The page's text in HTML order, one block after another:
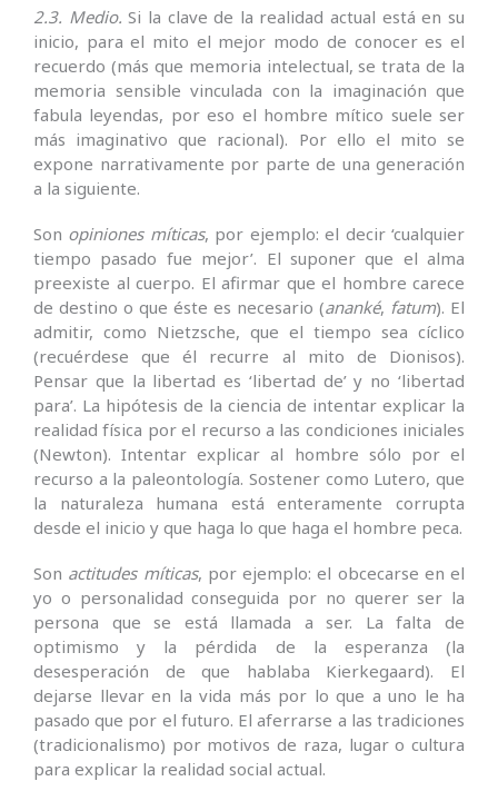
2.3. Medio. Si la clave de la realidad actual está en su
inicio, para el mito el mejor modo de conocer es el
recuerdo (más que memoria intelectual, se trata de la
memoria sensible vinculada con la imaginación que
fabula leyendas, por eso el hombre mítico suele ser
más imaginativo que racional). Por ello el mito se
expone narrativamente por parte de una generación
a la siguiente.
Son opiniones míticas, por ejemplo: el decir ‘cualquier
tiempo pasado fue mejor’. El suponer que el alma
preexiste al cuerpo. El afirmar que el hombre carece
de destino o que éste es necesario (ananké, fatum). El
admitir, como Nietzsche, que el tiempo sea cíclico
(recuérdese que él recurre al mito de Dionisos).
Pensar que la libertad es ‘libertad de’ y no ‘libertad
para’. La hipótesis de la ciencia de intentar explicar la
realidad física por el recurso a las condiciones iniciales
(Newton). Intentar explicar al hombre sólo por el
recurso a la paleontología. Sostener como Lutero, que
la naturaleza humana está enteramente corrupta
desde el inicio y que haga lo que haga el hombre peca.
Son actitudes míticas, por ejemplo: el obcecarse en el
yo o personalidad conseguida por no querer ser la
persona que se está llamada a ser. La falta de
optimismo y la pérdida de la esperanza (la
desesperación de que hablaba Kierkegaard). El
dejarse llevar en la vida más por lo que a uno le ha
pasado que por el futuro. El aferrarse a las tradiciones
(tradicionalismo) por motivos de raza, lugar o cultura
para explicar la realidad social actual.